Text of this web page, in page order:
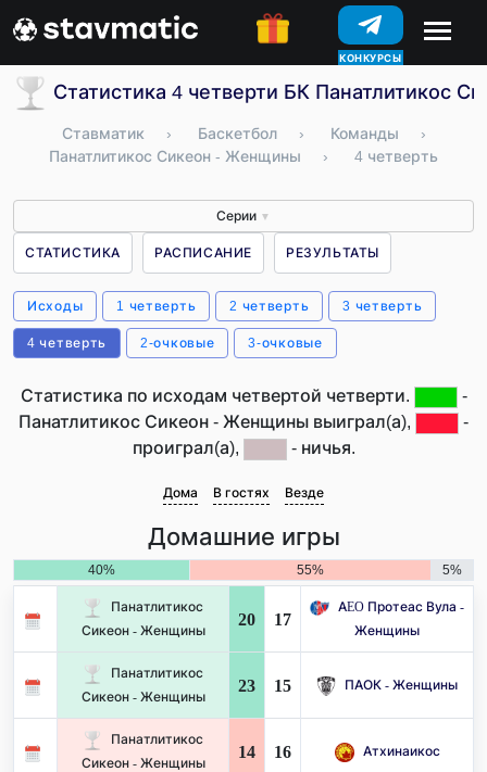
КОНКУРСЫ
Статистика 4 четверти БК Панатлитикос
Ставматик › Баскетбол › Команды
›
Панатлитикос Сикеон - Женщины
› 4 четверть
Серии ▼
СТАТИСТИКА РАСПИСАНИЕ РЕЗУЛЬТАТЫ
Исходы 1 четверть 2 четверть 3 четверть
4 четверть 2-очковые 3-очковые
Статистика по исходам четвертой четверти.
-
Панатлитикос Сикеон - Женщины выиграл(а),
-
проиграл(а),
- ничья.
Дома В гостях Везде
Домашние игры
40% 55% 5%
Панатлитикос
Сикеон - Женщины
20 17
AEO Протеас Вула -
Женщины
Панатлитикос
Сикеон - Женщины
23 15 ПАОК - Женщины
Панатлитикос
Сикеон - Женщины
14 16 Атхинаикос